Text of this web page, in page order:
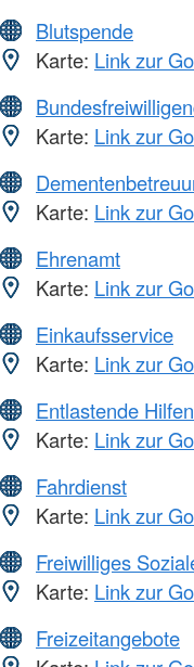
Blutspende
Karte: Link zur
Karte: Link zur
Karte: Link zur
Ehrenamt
Karte: Link zur
Einkaufsservice
Karte: Link zur
Entlastende
Karte: Link zur
Fahrdienst
Karte: Link zur
Freiwilliges
Karte: Link zur
Freizeitangebote